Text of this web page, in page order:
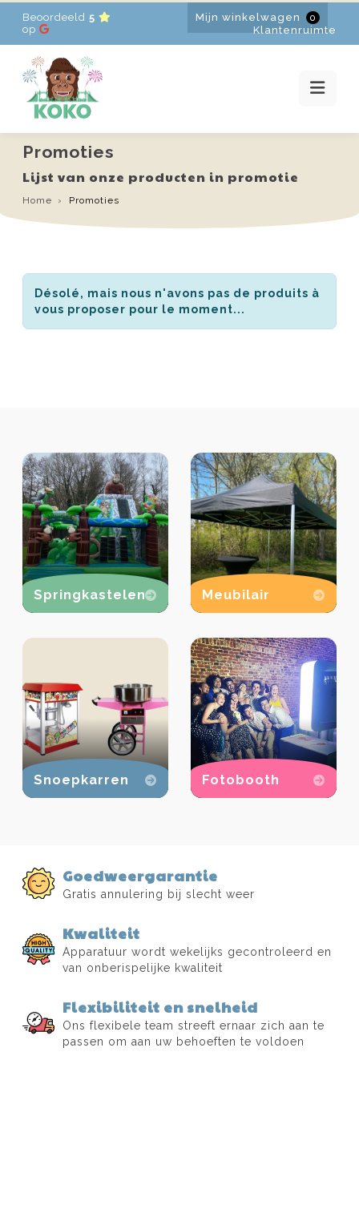
Beoordeeld 5
op
Mijn winkelwagen 0
Klantenruimte
Promoties
Lijst van onze producten in promotie
Home Promoties
Désolé, mais nous n'avons pas de produits à
vous proposer pour le moment...
Springkastelen Meubilair
Snoepkarren Fotobooth
Goedweergarantie
Gratis annulering bij slecht weer
Kwaliteit
Apparatuur wordt wekelijks gecontroleerd en
van onberispelijke kwaliteit
Flexibiliteit en snelheid
Ons flexibele team streeft ernaar zich aan te
passen om aan uw behoeften te voldoen
HOME
VERHUUR
PROMOTIES
NIEUWS
CONTACT
FR-EN -NL